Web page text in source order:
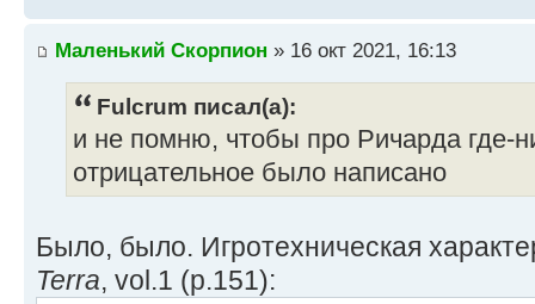
Маленький Скорпион » 16 окт 2021, 16:13
Fulcrum писал(а):
и не помню, чтобы про Ричарда где-
отрицательное было написано
Было, было. Игротехническая
Terra, vol.1 (p.151):